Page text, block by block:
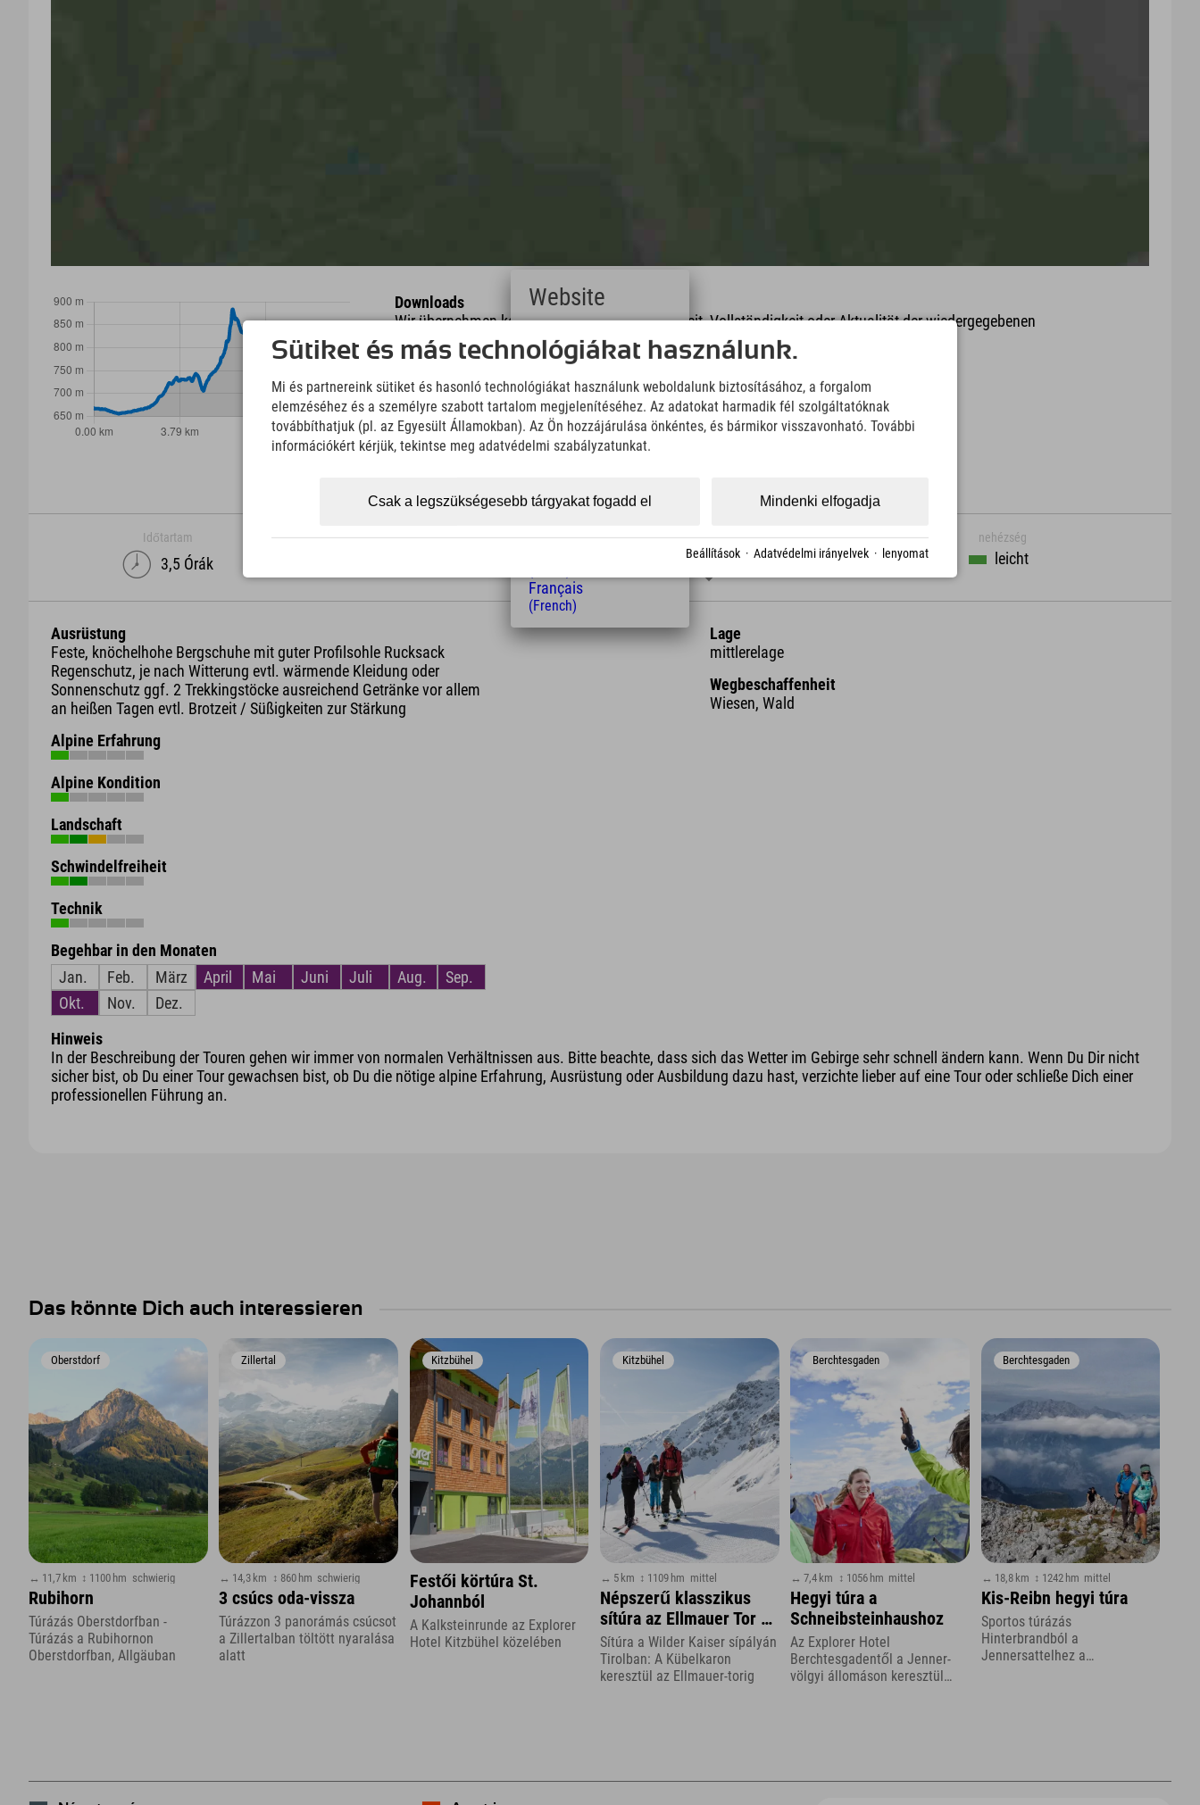
Downloads
Wir übernehmen keine Haftung für die Richtigkeit, Vollständigkeit oder Aktualität der wiedergegebenen
Informationen. Wir empfehlen die Mitnahme einer zusätzlichen Karte.
KML Download GPX Download
Időtartam
3,5 Órák
hossz Magasság nehézség
leicht
Ausrüstung
Feste, knöchelhohe Bergschuhe mit guter Profilsohle Rucksack
Regenschutz, je nach Witterung evtl. wärmende Kleidung oder
Sonnenschutz ggf. 2 Trekkingstöcke ausreichend Getränke vor allem
an heißen Tagen evtl. Brotzeit / Süßigkeiten zur Stärkung
Alpine Erfahrung
Alpine Kondition
Landschaft
Schwindelfreiheit
Technik
Begehbar in den Monaten
Jan.
Feb. März April Mai Juni Juli Aug.
Sep.
Okt.
Nov. Dez.
Lage
mittlerelage
Wegbeschaffenheit
Wiesen, Wald
Hinweis
In der Beschreibung der Touren gehen wir immer von normalen Verhältnissen aus. Bitte beachte, dass sich das Wetter im Gebirge sehr schnell ändern kann. Wenn Du Dir nicht
sicher bist, ob Du einer Tour gewachsen bist, ob Du die nötige alpine Erfahrung, Ausrüstung oder Ausbildung dazu hast, verzichte lieber auf eine Tour oder schließe Dich einer
professionellen Führung an.
Das könnte Dich auch interessieren
Oberstdorf
↔ 11,7 km ↕ 1100 hm schwierig
Rubihorn
Túrázás Oberstdorfban -
Túrázás a Rubihornon
Oberstdorfban, Allgäuban
Zillertal
↔ 14,3 km ↕ 860 hm schwierig
3 csúcs oda-vissza
Túrázzon 3 panorámás csúcsot
a Zillertalban töltött nyaralása
alatt
Kitzbühel
Festői körtúra St.
Johannból
A Kalksteinrunde az Explorer
Hotel Kitzbühel közelében
Kitzbühel
↔ 5 km ↕ 1109 hm mittel
Népszerű klasszikus
sítúra az Ellmauer Tor és
a Hintere Goinger Halt
felé
Sítúra a Wilder Kaiser sípályán
Tirolban: A Kübelkaron
keresztül az Ellmauer-torig
Berchtesgaden
↔ 7,4 km ↕ 1056 hm mittel
Hegyi túra a
Schneibsteinhaushoz
Az Explorer Hotel
Berchtesgadentől a Jenner-
völgyi állomáson keresztül
Berchtesgaden
↔ 18,8 km ↕ 1242 hm mittel
Kis-Reibn hegyi túra
Sportos túrázás
Hinterbrandból a
Jennersattelhez a
Sütiket és más technológiákat használunk.
Mi és partnereink sütiket és hasonló technológiákat használunk weboldalunk biztosításához, a forgalom
elemzéséhez és a személyre szabott tartalom megjelenítéséhez. Az adatokat harmadik fél szolgáltatóknak
továbbíthatjuk (pl. az Egyesült Államokban). Az Ön hozzájárulása önkéntes, és bármikor visszavonható. További
információkért kérjük, tekintse meg adatvédelmi szabályzatunkat.
Mindenki elfogadja
Csak a legszükségesebb tárgyakat fogadd el
Beállítások · Adatvédelmi irányelvek · lenyomat
Website
Deutsch
(German)
(English)
Italiano
(Italian)
Čeština
(Polish)
(Hungarian)
Français
(French)